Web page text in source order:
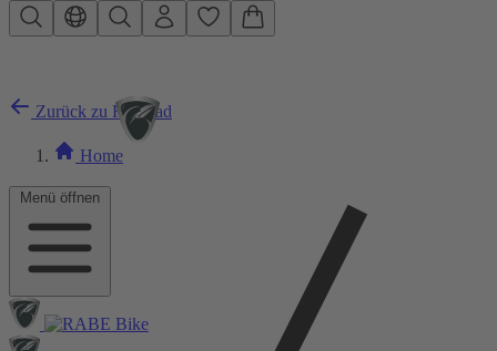
Zum Hauptinhalt springen
Menü öffnen
Zurück zu Rennrad
Home